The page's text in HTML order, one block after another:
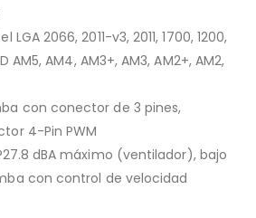
2066, 2011-v3, 2011, 1700, 1200,
AM5, AM4, AM3+, AM3, AM2+, AM2,
con conector de 3 pines,
4-Pin PWM
dBA máximo (ventilador), bajo
con control de velocidad